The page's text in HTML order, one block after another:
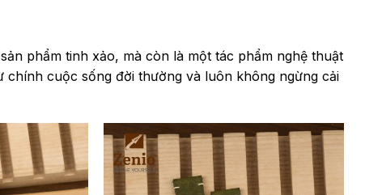
phẩm tinh xảo, mà còn là một tác phẩm nghệ thuật
cuộc sống đời thường và luôn không ngừng cải